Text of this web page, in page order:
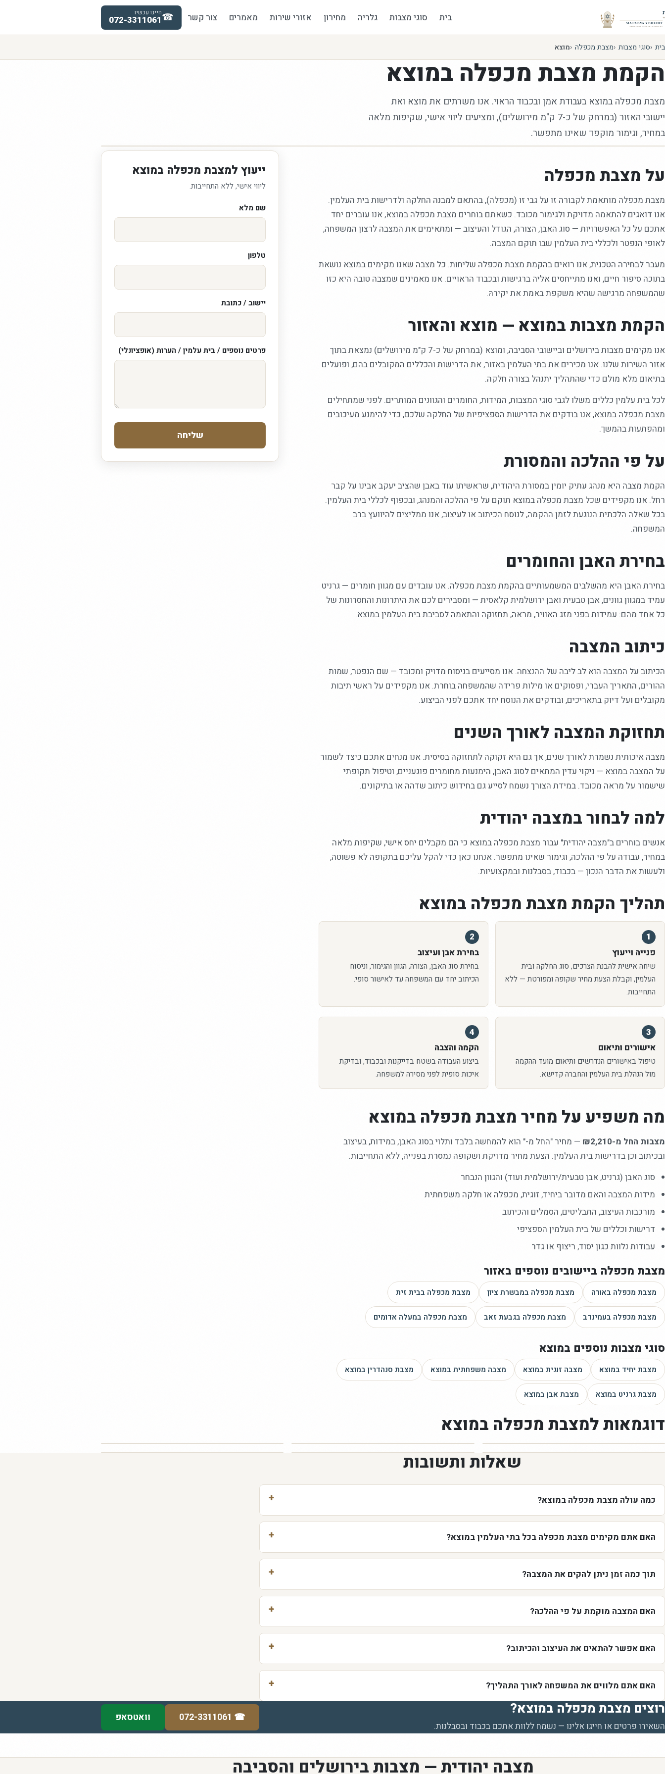
בית סוגי מצבות גלריה מחירון אזורי שירות מאמרים צור קשר ☎חייגו עכשיו
072-3311061
בית סוגי מצבות מצבת מכפלה מוצא
הקמת מצבת מכפלה במוצא
מצבת מכפלה במוצא בעבודת אמן ובכבוד הראוי. אנו משרתים את מוצא ואת
יישובי האזור (במרחק של כ-7 ק"מ מירושלים), ומציעים ליווי אישי, שקיפות מלאה
במחיר, וגימור מוקפד שאינו מתפשר.
על מצבת מכפלה
מצבת מכפלה מותאמת לקבורה זו על גבי זו (מכפלה), בהתאם למבנה החלקה ולדרישות בית העלמין.
אנו דואגים להתאמה מדויקת ולגימור מכובד. כשאתם בוחרים מצבת מכפלה במוצא, אנו עוברים יחד
אתכם על כל האפשרויות — סוג האבן, הצורה, הגודל והעיצוב — ומתאימים את המצבה לרצון המשפחה,
לאופי הנפטר ולכללי בית העלמין שבו תוקם המצבה.
מעבר לבחירה הטכנית, אנו רואים בהקמת מצבת מכפלה שליחות. כל מצבה שאנו מקימים במוצא נושאת
בתוכה סיפור חיים, ואנו מתייחסים אליה ברגישות ובכבוד הראויים. אנו מאמינים שמצבה טובה היא כזו
שהמשפחה מרגישה שהיא משקפת באמת את יקירהּ.
הקמת מצבות במוצא — מוצא והאזור
אנו מקימים מצבות בירושלים וביישובי הסביבה, ומוצא (במרחק של כ-7 ק"מ מירושלים) נמצאת בתוך
אזור השירות שלנו. אנו מכירים את בתי העלמין באזור, את הדרישות והכללים המקובלים בהם, ופועלים
בתיאום מלא מולם כדי שהתהליך יתנהל בצורה חלקה.
לכל בית עלמין כללים משלו לגבי סוגי המצבות, המידות, החומרים והגוונים המותרים. לפני שמתחילים
מצבת מכפלה במוצא, אנו בודקים את הדרישות הספציפיות של החלקה שלכם, כדי להימנע מעיכובים
ומהפתעות בהמשך.
על פי ההלכה והמסורת
הקמת מצבה היא מנהג עתיק יומין במסורת היהודית, שראשיתו עוד באבן שהציב יעקב אבינו על קבר
רחל. אנו מקפידים שכל מצבת מכפלה במוצא תוקם על פי ההלכה והמנהג, ובכפוף לכללי בית העלמין.
בכל שאלה הלכתית הנוגעת לזמן ההקמה, לנוסח הכיתוב או לעיצוב, אנו ממליצים להיוועץ ברב
המשפחה.
בחירת האבן והחומרים
בחירת האבן היא מהשלבים המשמעותיים בהקמת מצבת מכפלה. אנו עובדים עם מגוון חומרים — גרניט
עמיד במגוון גוונים, אבן טבעית ואבן ירושלמית קלאסית — ומסבירים לכם את היתרונות והחסרונות של
כל אחד מהם: עמידות בפני מזג האוויר, מראה, תחזוקה והתאמה לסביבת בית העלמין במוצא.
כיתוב המצבה
הכיתוב על המצבה הוא לב ליבה של ההנצחה. אנו מסייעים בניסוח מדויק ומכובד — שם הנפטר, שמות
ההורים, התאריך העברי, ופסוקים או מילות פרידה שהמשפחה בוחרת. אנו מקפידים על ראשי תיבות
מקובלים ועל דיוק בתאריכים, ובודקים את הנוסח יחד אתכם לפני הביצוע.
תחזוקת המצבה לאורך השנים
מצבה איכותית נשמרת לאורך שנים, אך גם היא זקוקה לתחזוקה בסיסית. אנו מנחים אתכם כיצד לשמור
על המצבה במוצא — ניקוי עדין המתאים לסוג האבן, הימנעות מחומרים פוגעניים, וטיפול תקופתי
שישמור על מראה מכובד. במידת הצורך נשמח לסייע גם בחידוש כיתוב שדהה או בתיקונים.
למה לבחור במצבה יהודית
אנשים בוחרים ב"מצבה יהודית" עבור מצבת מכפלה במוצא כי הם מקבלים יחס אישי, שקיפות מלאה
במחיר, עבודה על פי ההלכה, וגימור שאינו מתפשר. אנחנו כאן כדי להקל עליכם בתקופה לא פשוטה,
ולעשות את הדבר הנכון — בכבוד, בסבלנות ובמקצועיות.
תהליך הקמת מצבת מכפלה במוצא
1
פנייה וייעוץ
שיחה אישית להבנת הצרכים, סוג החלקה ובית
העלמין, וקבלת הצעת מחיר שקופה ומפורטת — ללא
התחייבות.
2
בחירת אבן ועיצוב
בחירת סוג האבן, הצורה, הגוון והגימור, וניסוח
הכיתוב יחד עם המשפחה עד לאישור סופי.
3
אישורים ותיאום
טיפול באישורים הנדרשים ותיאום מועד ההקמה
מול הנהלת בית העלמין והחברה קדישא.
4
הקמה והצבה
ביצוע העבודה בשטח בדייקנות ובכבוד, ובדיקת
איכות סופית לפני מסירה למשפחה.
מה משפיע על מחיר מצבת מכפלה במוצא
מצבות החל מ-₪2,210 — מחיר "החל מ-" הוא להמחשה בלבד ותלוי בסוג האבן, במידות, בעיצוב
ובכיתוב וכן בדרישות בית העלמין. הצעת מחיר מדויקת ושקופה נמסרת בפנייה, ללא התחייבות.
סוג האבן (גרניט, אבן טבעית/ירושלמית ועוד) והגוון הנבחר
מידות המצבה והאם מדובר ביחיד, זוגית, מכפלה או חלקה משפחתית
מורכבות העיצוב, התבליטים, הסמלים והכיתוב
דרישות וכללים של בית העלמין הספציפי
עבודות נלוות כגון יסוד, ריצוף או גדר
מצבת מכפלה ביישובים נוספים באזור
מצבת מכפלה באורה מצבת מכפלה במבשרת ציון מצבת מכפלה בבית זית
מצבת מכפלה בעמינדב מצבת מכפלה בגבעת זאב מצבת מכפלה במעלה אדומים
סוגי מצבות נוספים במוצא
מצבת יחיד במוצא מצבה זוגית במוצא מצבה משפחתית במוצא מצבת סנהדרין במוצא
מצבת גרניט במוצא מצבת אבן במוצא
ייעוץ למצבת מכפלה במוצא
ליווי אישי, ללא התחייבות.
שם מלא
טלפון
יישוב / כתובת
פרטים נוספים / בית עלמין / הערות (אופציונלי)
שליחה
דוגמאות למצבת מכפלה במוצא
שאלות ותשובות
כמה עולה מצבת מכפלה במוצא?
האם אתם מקימים מצבת מכפלה בכל בתי העלמין במוצא?
תוך כמה זמן ניתן להקים את המצבה?
האם המצבה מוקמת על פי ההלכה?
האם אפשר להתאים את העיצוב והכיתוב?
האם אתם מלווים את המשפחה לאורך התהליך?
רוצים מצבת מכפלה במוצא?
השאירו פרטים או חייגו אלינו — נשמח ללוות אתכם בכבוד ובסבלנות.
☎
072-3311061 וואטסאפ
מצבה יהודית — מצבות בירושלים והסביבה